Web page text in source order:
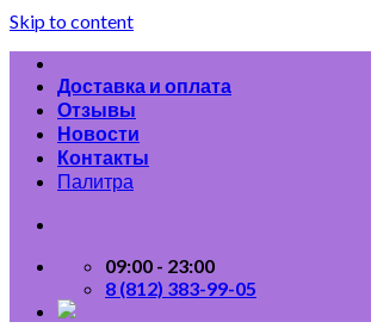
Skip to content
Доставка и оплата
Отзывы
Новости
Контакты
Палитра
09:00 - 23:00
8 (812) 383-99-05